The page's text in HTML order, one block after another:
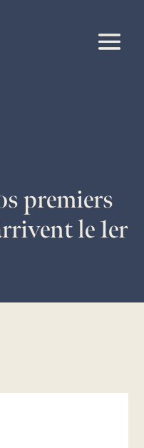
premiers
le 1er